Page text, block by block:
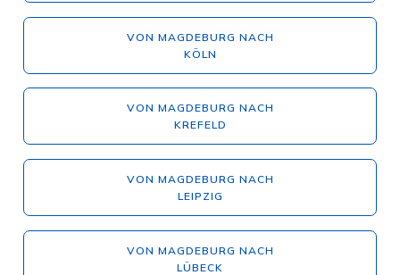
VON MAGDEBURG NACH
KÖLN
VON MAGDEBURG NACH
KREFELD
VON MAGDEBURG NACH
LEIPZIG
VON MAGDEBURG NACH
LÜBECK